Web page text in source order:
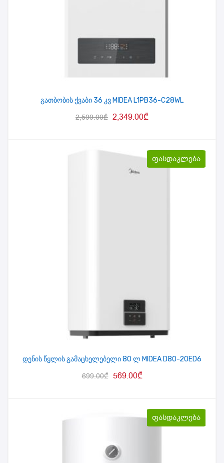
გათბობის ქვაბი 36 კვ MIDEA L1PB36-C28WL
2,599.00₾ 2,349.00₾
ფასდაკლება
დენის წყლის გამაცხელებელი 80 ლ MIDEA D80-20ED6
699.00₾ 569.00₾
ფასდაკლება